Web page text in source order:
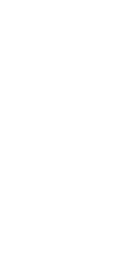
Navigation nach IT +